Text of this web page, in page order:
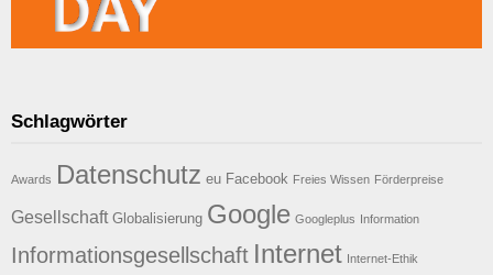
Schlagwörter
Awards Datenschutz eu Facebook Freies Wissen Förderpreise
Gesellschaft Globalisierung Google Googleplus Information
Informationsgesellschaft Internet Internet-Ethik